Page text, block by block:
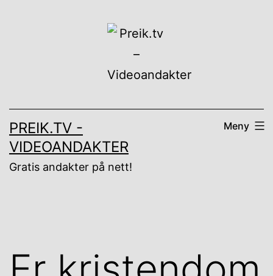
PREIK.TV -
VIDEOANDAKTER
Gratis andakter på nett!
Meny